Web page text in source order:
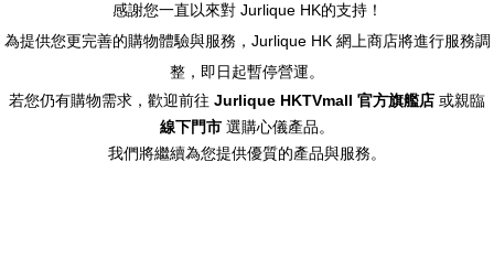
感謝您一直以來對 Jurlique HK的支持！
為提供您更完善的購物體驗與服務，Jurlique HK 網上商店將進行服務調
整，即日起暫停營運。
若您仍有購物需求，歡迎前往 Jurlique HKTVmall 官方旗艦店 或親臨
線下門市 選購心儀產品。
我們將繼續為您提供優質的產品與服務。